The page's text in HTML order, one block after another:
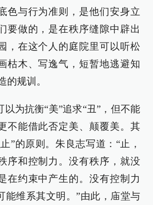
色与行为准则，是他们安身立
要做的，是在秩序缝隙中辟出
，在这个人的庭院里可以听松
枯木、写逸气，短暂地逃避知
的规训。
为抗衡“美”追求“丑”，但不能
不能借此否定美、颠覆美。其
”的原则。朱良志写道：“止，
序和控制力。没有秩序，就没
在约束中产生的。没有控制力
能维系其文明。”由此，庙堂与